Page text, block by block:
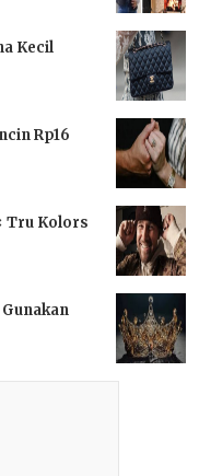
Kecil
Rp16
Tru Kolors